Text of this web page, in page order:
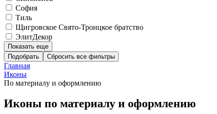
София
Тиль
Щигровское Свято-Троицкое братство
ЭлитДекор
Показать еще
Подобрать
Главная
Иконы
По материалу и оформлению
Иконы по материалу и оформлению